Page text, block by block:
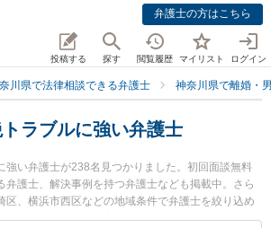
弁護士の方はこちら
投稿する 探す 閲覧履歴 マイリスト ログイン
川県で法律相談できる弁護士 神奈川県で離婚・
ラブルに強い弁護士
強い弁護士が238名見つかりました。初回面談無料
弁護士、解決事例を持つ弁護士なども掲載中。さら
区、横浜市西区などの地域条件で弁護士を絞り込め
係する財産分与や養育費、親権等の細かな分野での